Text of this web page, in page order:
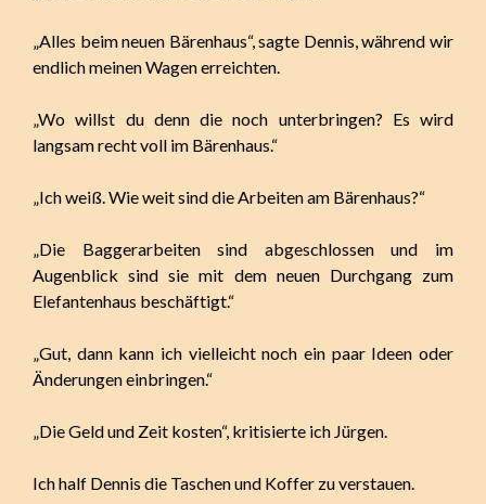
„Alles beim neuen Bärenhaus“, sagte Dennis, während wir
endlich meinen Wagen erreichten.
„Wo willst du denn die noch unterbringen? Es wird
langsam recht voll im Bärenhaus.“
„Ich weiß. Wie weit sind die Arbeiten am Bärenhaus?“
„Die Baggerarbeiten sind abgeschlossen und im
Augenblick sind sie mit dem neuen Durchgang zum
Elefantenhaus beschäftigt.“
„Gut, dann kann ich vielleicht noch ein paar Ideen oder
Änderungen einbringen.“
„Die Geld und Zeit kosten“, kritisierte ich Jürgen.
Ich half Dennis die Taschen und Koffer zu verstauen.